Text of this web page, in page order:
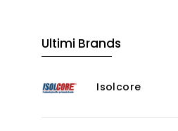
Ultimi Brands
Isolcore